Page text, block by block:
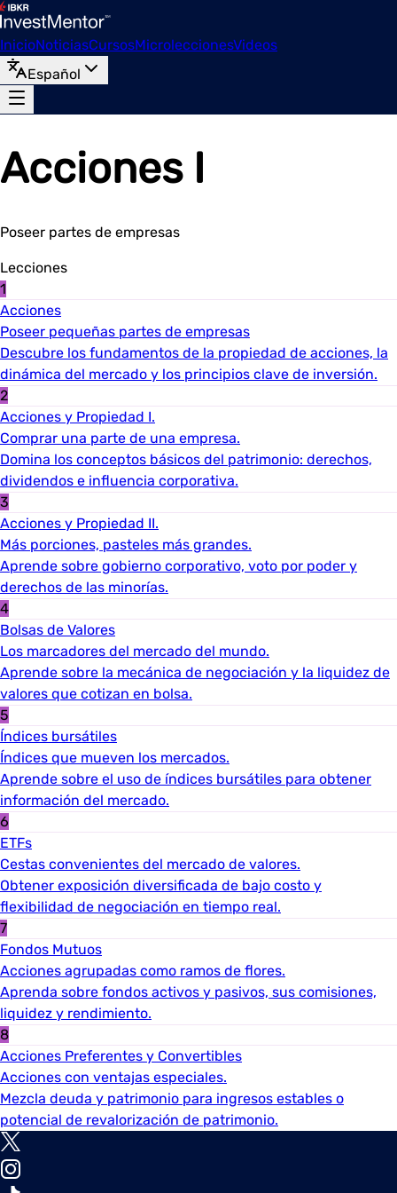
InicioNoticiasCursosMicroleccionesVideos
Español
Acciones I
Poseer partes de empresas
Lecciones
1
Acciones
Poseer pequeñas partes de empresas
Descubre los fundamentos de la propiedad de acciones, la
dinámica del mercado y los principios clave de inversión.
2
Acciones y Propiedad I.
Comprar una parte de una empresa.
Domina los conceptos básicos del patrimonio: derechos,
dividendos e influencia corporativa.
3
Acciones y Propiedad II.
Más porciones, pasteles más grandes.
Aprende sobre gobierno corporativo, voto por poder y
derechos de las minorías.
4
Bolsas de Valores
Los marcadores del mercado del mundo.
Aprende sobre la mecánica de negociación y la liquidez de
valores que cotizan en bolsa.
5
Índices bursátiles
Índices que mueven los mercados.
Aprende sobre el uso de índices bursátiles para obtener
información del mercado.
6
ETFs
Cestas convenientes del mercado de valores.
Obtener exposición diversificada de bajo costo y
flexibilidad de negociación en tiempo real.
7
Fondos Mutuos
Acciones agrupadas como ramos de flores.
Aprenda sobre fondos activos y pasivos, sus comisiones,
liquidez y rendimiento.
8
Acciones Preferentes y Convertibles
Acciones con ventajas especiales.
Mezcla deuda y patrimonio para ingresos estables o
potencial de revalorización de patrimonio.